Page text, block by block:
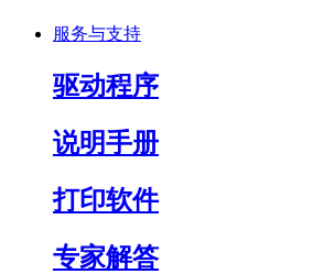
服务与支持
驱动程序
说明手册
打印软件
专家解答